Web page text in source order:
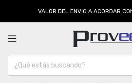
VALOR DEL ENVIO A ACORDAR